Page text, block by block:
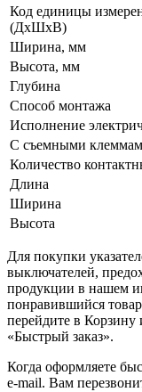
Код единицы
(ДхШхВ)
Ширина, мм
Высота, мм
Глубина
Способ монтажа
Исполнение
С съемными
Количество
Длина
Ширина
Высота
Для покупки
выключателей,
продукции в нашем
понравившийся
перейдите в
«Быстрый заказ».
Когда оформляете
e-mail. Вам